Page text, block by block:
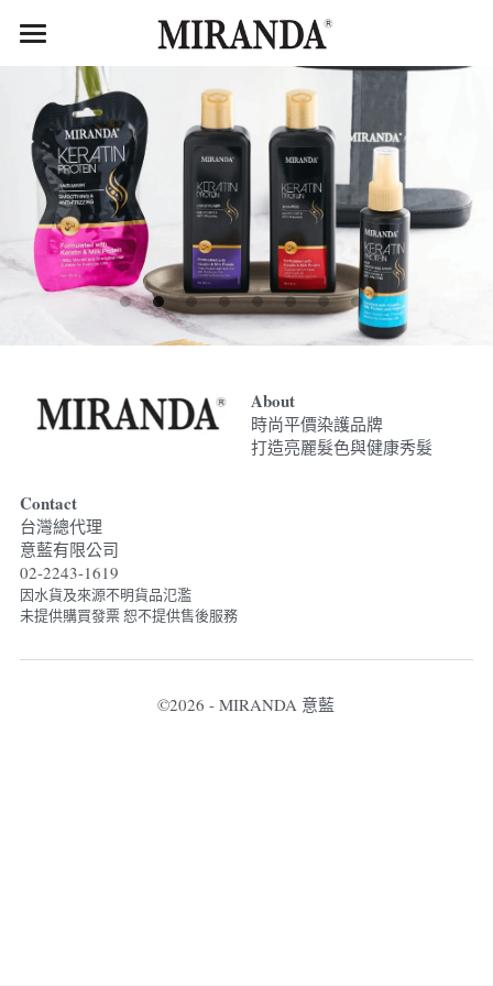
首頁
MIRANDA
CBD
Herborist
Secret Clean
About
時尚平價染護品牌
打造亮麗髮色與健康秀髮
Contact
台灣總代理
意藍有限公司
02-2243-1619
因水貨及來源不明貨品氾濫
未提供購買發票 恕不提供售後服務
©2026 - MIRANDA 意藍
商品分類
服務項目介紹
產品目錄